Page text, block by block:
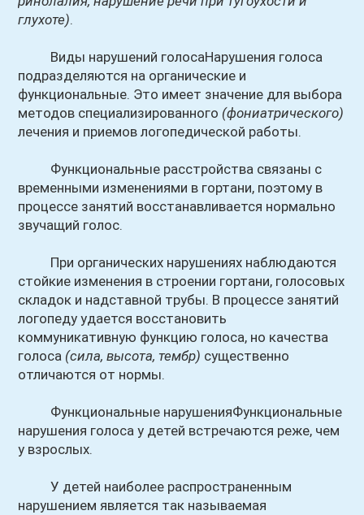
глухоте).
Виды нарушений голосаНарушения голоса
подразделяются на органические и
функциональные. Это имеет значение для выбора
методов специализированного (фониатрического)
лечения и приемов логопедической работы.
Функциональные расстройства связаны с
временными изменениями в гортани, поэтому в
процессе занятий восстанавливается нормально
звучащий голос.
При органических нарушениях наблюдаются
стойкие изменения в строении гортани, голосовых
складок и надставной трубы. В процессе занятий
логопеду удается восстановить
коммуникативную функцию голоса, но качества
голоса (сила, высота, тембр) существенно
отличаются от нормы.
Функциональные нарушенияФункциональные
нарушения голоса у детей встречаются реже, чем
у взрослых.
У детей наиболее распространенным
нарушением является так называемая